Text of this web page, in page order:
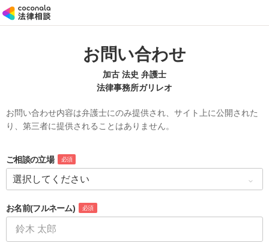
お問い合わせ
加古 法史 弁護士
法律事務所ガリレオ
お問い合わせ内容は弁護士にのみ提供され、サイト上に公開された
り、第三者に提供されることはありません。
ご相談の立場 必須
お名前(フルネーム) 必須